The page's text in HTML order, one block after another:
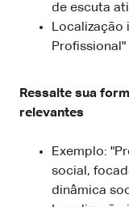
de escuta
Localização
Profissional"
Ressalte sua
relevantes
Exemplo:
social,
dinâmica